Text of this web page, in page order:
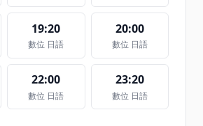
19:20
數位 日語
20:00
數位 日語
22:00
數位 日語
23:20
數位 日語